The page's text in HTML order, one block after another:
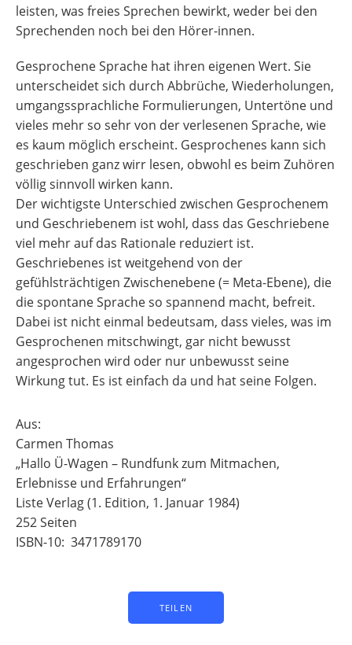
leisten, was freies Sprechen bewirkt, weder bei den
Sprechenden noch bei den Hörer-innen.
Gesprochene Sprache hat ihren eigenen Wert. Sie
unterscheidet sich durch Abbrüche, Wiederholungen,
umgangssprachliche Formulierungen, Untertöne und
vieles mehr so sehr von der verlesenen Sprache, wie
es kaum möglich erscheint. Gesprochenes kann sich
geschrieben ganz wirr lesen, obwohl es beim Zuhören
völlig sinnvoll wirken kann.
Der wichtigste Unterschied zwischen Gesprochenem
und Geschriebenem ist wohl, dass das Geschriebene
viel mehr auf das Rationale reduziert ist.
Geschriebenes ist weitgehend von der
gefühlsträchtigen Zwischenebene (= Meta-Ebene), die
die spontane Sprache so spannend macht, befreit.
Dabei ist nicht einmal bedeutsam, dass vieles, was im
Gesprochenen mitschwingt, gar nicht bewusst
angesprochen wird oder nur unbewusst seine
Wirkung tut. Es ist einfach da und hat seine Folgen.
Aus:
Carmen Thomas
„Hallo Ü-Wagen – Rundfunk zum Mitmachen,
Erlebnisse und Erfahrungen“
Liste Verlag (1. Edition, 1. Januar 1984)
252 Seiten
ISBN-10: ‎ 3471789170
TEILEN